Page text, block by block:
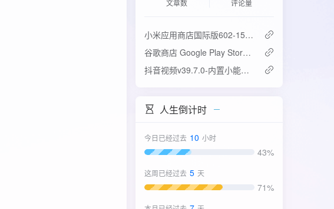
文章数 评论量
‌小米应用商店国际版602-15.6.0.2：免登录直下，比谷歌商店快3倍！
谷歌商店 Google Play Store v52.4.42-31版
抖音视频v39.7.0-内置小能手2.0.7模块
人生倒计时
今日已经过去 10 小时
43%
这周已经过去 5 天
71%